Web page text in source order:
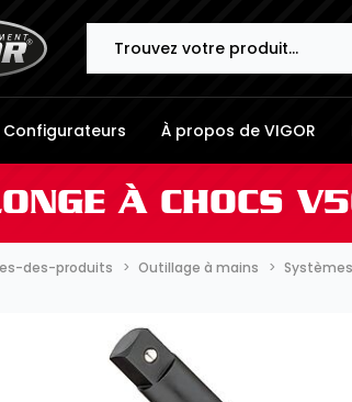
Configurateurs À propos de VIGOR
À CHOCS
des-produits Outillage à mains